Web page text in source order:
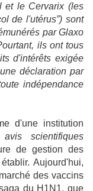
et le Cervarix (les
de l'utérus”) sont
par Glaxo
ils ont tous
d'intérêts exigée
déclaration par
indépendance
d'une institution
scientifiques
de gestion des
Aujourd'hui,
des vaccins
du H1N1, que